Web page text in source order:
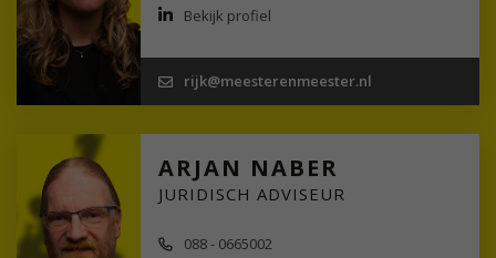
Bekijk profiel
rijk@meesterenmeester.nl
ARJAN NABER
JURIDISCH ADVISEUR
088 - 0665002